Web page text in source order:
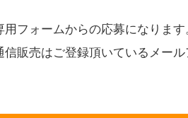
用フォームからの応募になります
信販売はご登録頂いているメー